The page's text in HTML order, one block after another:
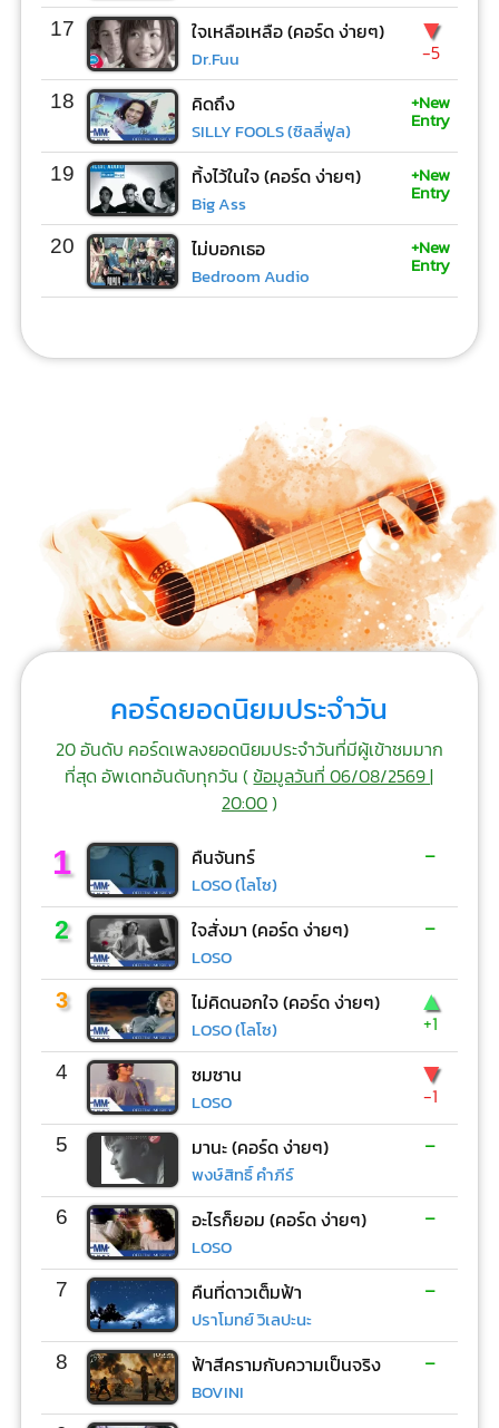
17 ใจเหลือเหลือ (คอร์ด ง่ายๆ)
Dr.Fuu
▼
-5
18 คิดถึง
SILLY FOOLS (ซิลลี่ฟูล)
+New
Entry
19 ทิ้งไว้ในใจ (คอร์ด ง่ายๆ)
Big Ass
+New
Entry
20 ไม่บอกเธอ
Bedroom Audio
+New
Entry
คอร์ดยอดนิยมประจำวัน
20 อันดับ คอร์ดเพลงยอดนิยมประจำวันที่มีผู้เข้าชมมาก
ที่สุด อัพเดทอันดับทุกวัน (ข้อมูลวันที่ 06/08/2569 |
20:00)
1 คืนจันทร์
LOSO (โลโซ)
-
2 ใจสั่งมา (คอร์ด ง่ายๆ)
LOSO
-
3 ไม่คิดนอกใจ (คอร์ด ง่ายๆ)
LOSO (โลโซ)
▲
+1
4 ซมซาน
LOSO
▼
-1
5 มานะ (คอร์ด ง่ายๆ)
พงษ์สิทธิ์ คำภีร์
-
6 อะไรก็ยอม (คอร์ด ง่ายๆ)
LOSO
-
7 คืนที่ดาวเต็มฟ้า
ปราโมทย์ วิเลปะนะ
-
8 ฟ้าสีครามกับความเป็นจริง
BOVINI
-